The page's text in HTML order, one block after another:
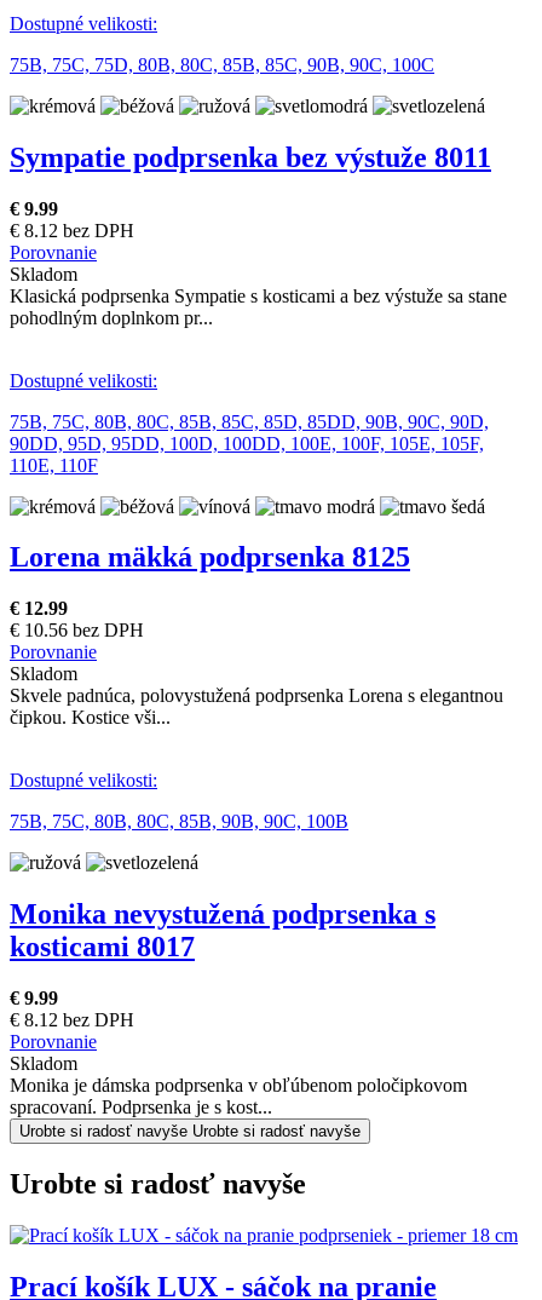
Dostupné velikosti:
75B, 75C, 75D, 80B, 80C, 85B, 85C, 90B, 90C, 100C
Sympatie podprsenka bez výstuže 8011
€ 9.99
€ 8.12 bez DPH
Porovnanie
Skladom
Klasická podprsenka Sympatie s kosticami a bez výstuže sa stane
pohodlným doplnkom pr...
Dostupné velikosti:
75B, 75C, 80B, 80C, 85B, 85C, 85D, 85DD, 90B, 90C, 90D,
90DD, 95D, 95DD, 100D, 100DD, 100E, 100F, 105E, 105F,
110E, 110F
Lorena mäkká podprsenka 8125
€ 12.99
€ 10.56 bez DPH
Porovnanie
Skladom
Skvele padnúca, polovystužená podprsenka Lorena s elegantnou
čipkou. Kostice vši...
Dostupné velikosti:
75B, 75C, 80B, 80C, 85B, 90B, 90C, 100B
Monika nevystužená podprsenka s
kosticami 8017
€ 9.99
€ 8.12 bez DPH
Porovnanie
Skladom
Monika je dámska podprsenka v obľúbenom poločipkovom
spracovaní. Podprsenka je s kost...
Urobte si radosť navyše Urobte si radosť navyše
Urobte si radosť navyše
Prací košík LUX - sáčok na pranie